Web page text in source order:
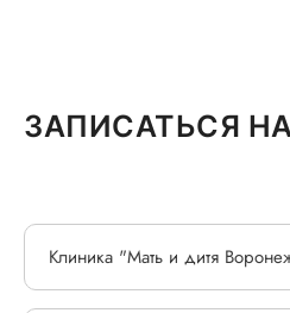
ЗАПИСАТЬСЯ
Клиника "Мать и дитя